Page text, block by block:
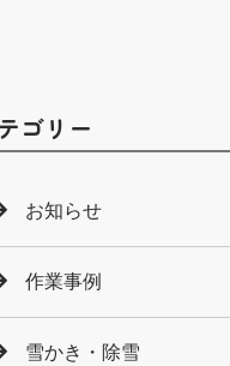
ゴリー
お知らせ
作業事例
雪かき・除雪